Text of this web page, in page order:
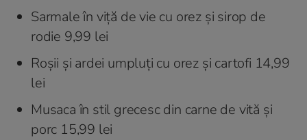
Sarmale în viță de vie cu orez și sirop de
rodie 9,99 lei
Roșii și ardei umpluți cu orez și cartofi 14,99
lei
Musaca în stil grecesc din carne de vită și
porc 15,99 lei